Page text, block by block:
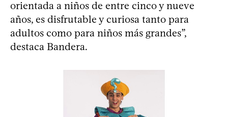
orientada a niños de entre cinco y nueve
años, es disfrutable y curiosa tanto para
adultos como para niños más grandes”,
destaca Bandera.